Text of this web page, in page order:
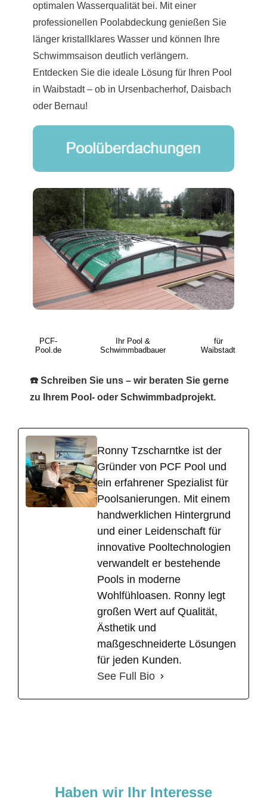
optimalen Wasserqualität bei. Mit einer
professionellen Poolabdeckung genießen Sie
länger kristallklares Wasser und können Ihre
Schwimmsaison deutlich verlängern.
Entdecken Sie die ideale Lösung für Ihren Pool
in Waibstadt – ob in Ursenbacherhof, Daisbach
oder Bernau!
PCF-
Pool.de
Ihr Pool &
Schwimmbadbauer
für
Waibstadt
☎️ Schreiben Sie uns – wir beraten Sie gerne
zu Ihrem Pool- oder Schwimmbadprojekt.
Ronny Tzscharntke ist der
Gründer von PCF Pool und
ein erfahrener Spezialist für
Poolsanierungen. Mit einem
handwerklichen Hintergrund
und einer Leidenschaft für
innovative Pooltechnologien
verwandelt er bestehende
Pools in moderne
Wohlfühloasen. Ronny legt
großen Wert auf Qualität,
Ästhetik und
maßgeschneiderte Lösungen
für jeden Kunden.
See Full Bio
Haben wir Ihr Interesse